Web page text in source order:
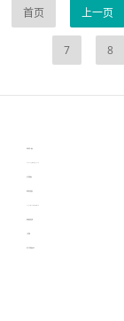
首页 上一页
7 8